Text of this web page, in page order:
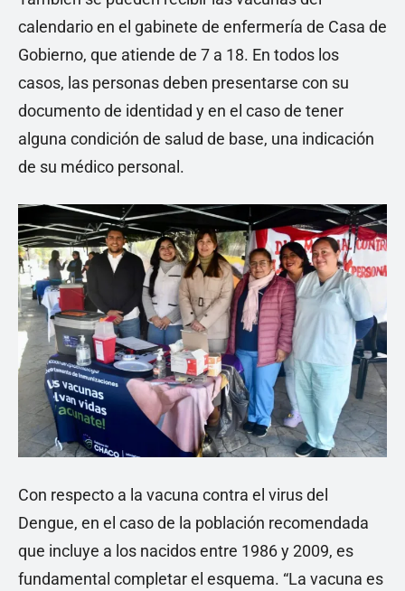
calendario en el gabinete de enfermería de Casa de
Gobierno, que atiende de 7 a 18. En todos los
casos, las personas deben presentarse con su
documento de identidad y en el caso de tener
alguna condición de salud de base, una indicación
de su médico personal.
Con respecto a la vacuna contra el virus del
Dengue, en el caso de la población recomendada
que incluye a los nacidos entre 1986 y 2009, es
fundamental completar el esquema. “La vacuna es